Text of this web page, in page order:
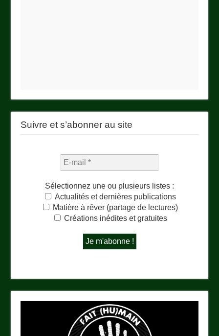
Suivre et s’abonner au site
Sélectionnez une ou plusieurs listes :
Actualités et dernières publications
Matière à rêver (partage de lectures)
Créations inédites et gratuites